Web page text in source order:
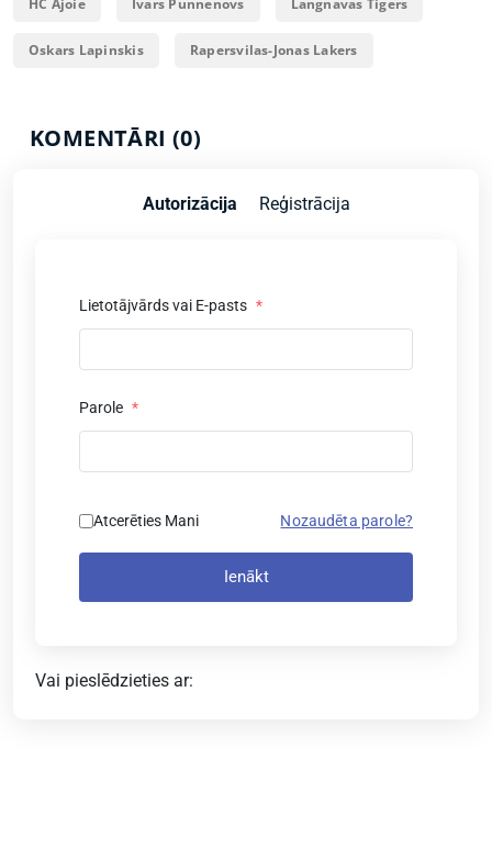
Oskars Lapinskis Rapersvilas-Jonas Lakers
KOMENTĀRI (0)
Autorizācija Reģistrācija
Lietotājvārds vai E-pasts *
Parole *
Atcerēties Mani Nozaudēta parole?
Ienākt
Vai pieslēdzieties ar: